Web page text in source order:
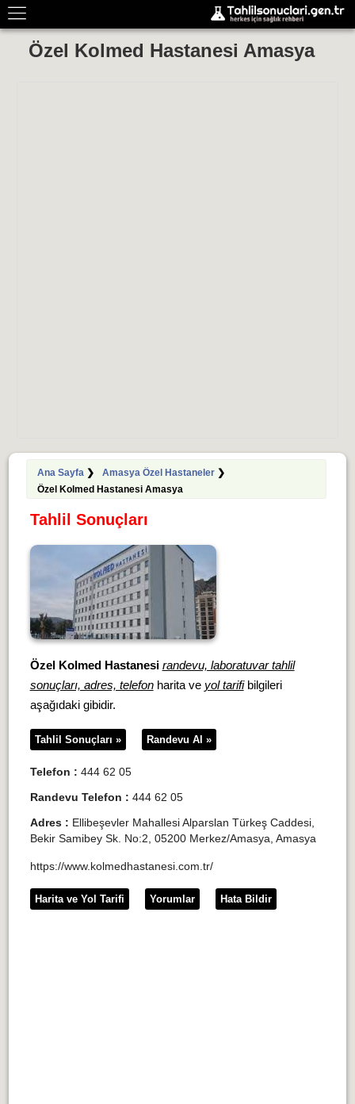
Özel Kolmed Hastanesi Amasya
Ana Sayfa❯ Amasya Özel Hastaneler❯
Özel Kolmed Hastanesi Amasya
Tahlil Sonuçları
Özel Kolmed Hastanesi randevu, laboratuvar tahlil
sonuçları, adres, telefonharita ve yol tarifibilgileri
aşağıdaki gibidir.
Tahlil Sonuçları » Randevu Al »
Telefon : 444 62 05
Randevu Telefon : 444 62 05
Adres : Ellibeşevler Mahallesi Alparslan Türkeş Caddesi,
Bekir Samibey Sk. No:2, 05200 Merkez/Amasya, Amasya
https://www.kolmedhastanesi.com.tr/
Harita ve Yol Tarifi Yorumlar Hata Bildir